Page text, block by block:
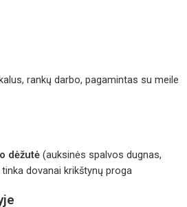
rankų darbo, pagamintas su meile
dėžutė (auksinės spalvos dugnas,
dovanai krikštynų proga